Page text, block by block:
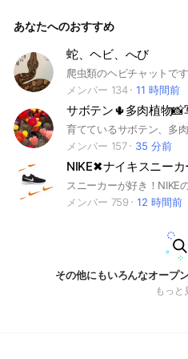
あなたへのおすすめ
蛇、ヘビ、へび
メンバー 134
11 時間前
サボテン🌵多肉植物📸
メンバー 157
35 分前
NIKE✖︎ナイキスニーカ
メンバー 759
12 時間前
その他にもいろんなオープ
もっと